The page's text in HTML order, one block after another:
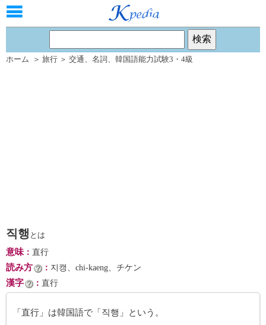
ホーム ＞ 旅行 ＞ 交通、 名詞 、 韓国語能力試験3・4級
직행 とは
意味： 直行
読み方 ： 지캥、chi-kaeng、チケン
漢字 ： 直行
「直行」は韓国語で「직행」という。